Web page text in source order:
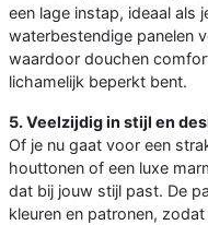
een lage instap, ideaal als
waterbestendige panelen
waardoor douchen
lichamelijk beperkt bent.
5. Veelzijdig in stijl en
Of je nu gaat voor een
houttonen of een luxe
dat bij jouw stijl past. De
kleuren en patronen,